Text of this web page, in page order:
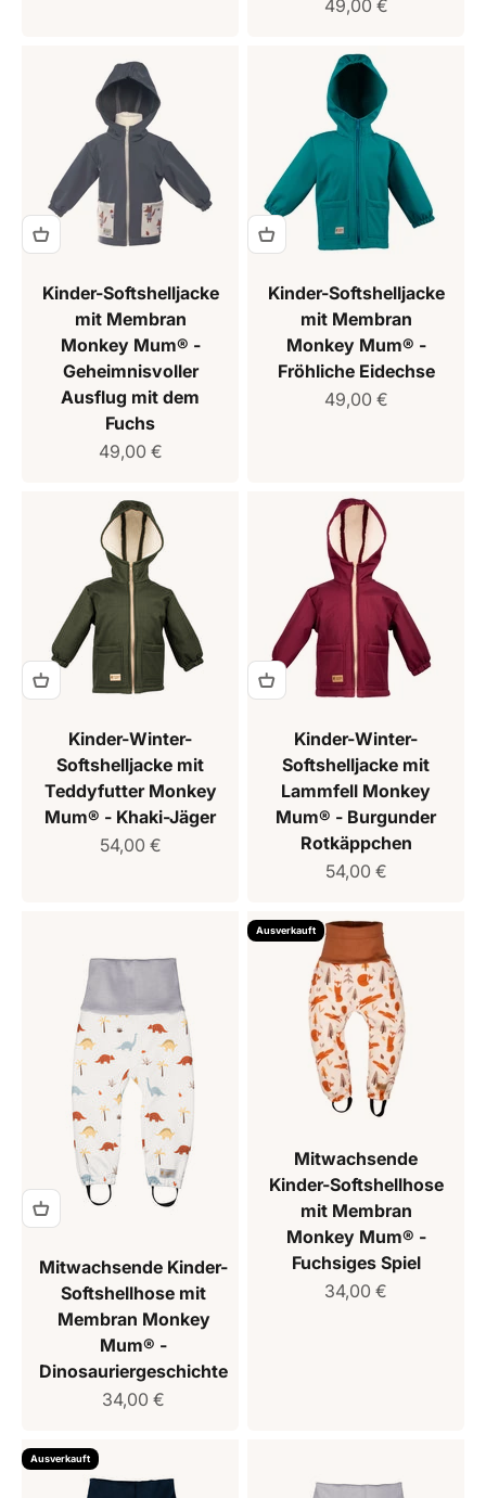
Verkaufspreis
49,00 €
Kinder-Softshelljacke
mit Membran
Monkey Mum® -
Geheimnisvoller
Ausflug mit dem
Fuchs
Verkaufspreis
49,00 €
Kinder-Softshelljacke
mit Membran
Monkey Mum® -
Fröhliche Eidechse
Verkaufspreis
49,00 €
Kinder-Winter-
Softshelljacke mit
Teddyfutter Monkey
Mum® - Khaki-Jäger
Verkaufspreis
54,00 €
Kinder-Winter-
Softshelljacke mit
Lammfell Monkey
Mum® - Burgunder
Rotkäppchen
Verkaufspreis
54,00 €
Mitwachsende Kinder-
Softshellhose mit
Membran Monkey
Mum® -
Dinosauriergeschichte
Verkaufspreis
34,00 €
Ausverkauft
Mitwachsende
Kinder-Softshellhose
mit Membran
Monkey Mum® -
Fuchsiges Spiel
Verkaufspreis
34,00 €
Ausverkauft